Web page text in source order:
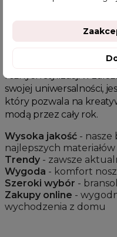
ubraniami na
elementami biżuterii,
różnych stylizacji w
swojej uniwersalności,
który pozwala na
modą przez cały rok.
Wysoka jakość - nasze
najlepszych materiałów
Trendy - zawsze
Wygoda - komfort
Szeroki wybór -
Zakupy online -
wychodzenia z domu